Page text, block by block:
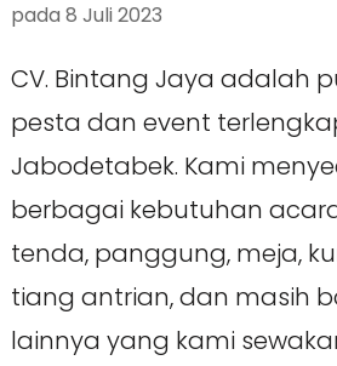
pada 8 Juli 2023
CV. Bintang Jaya adalah
pesta dan event
Jabodetabek. Kami
berbagai kebutuhan
tenda, panggung, meja,
tiang antrian, dan masih
lainnya yang kami